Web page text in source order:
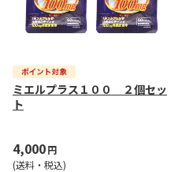
ミエルプラス１００ ２個セッ
ト
4,000円
(送料・税込)